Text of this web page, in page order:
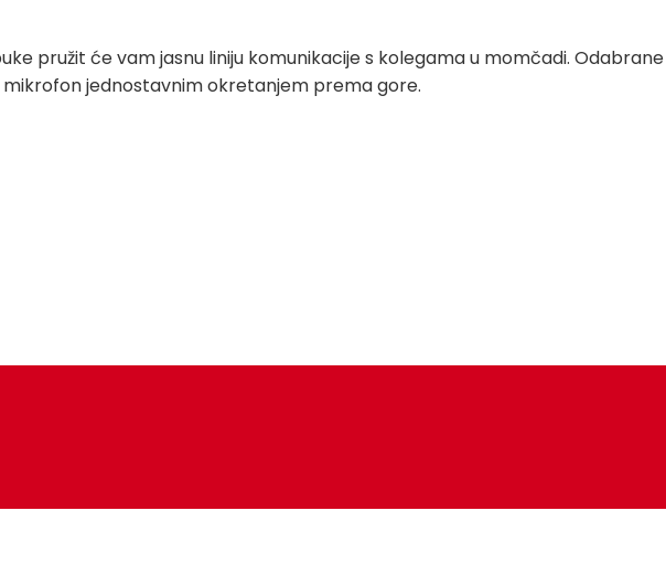
pružit će vam jasnu liniju komunikacije s kolegama u momčadi.
jednostavnim okretanjem prema gore.